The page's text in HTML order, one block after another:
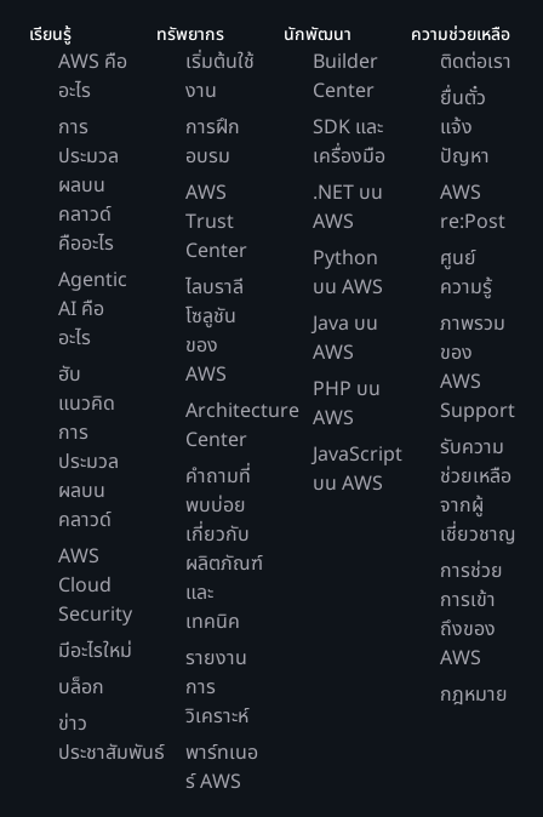
เรียนรู้
AWS คือ
อะไร
การ
ประมวล
ผลบน
คลาวด์
คืออะไร
Agentic
AI คือ
อะไร
ฮับ
แนวคิด
การ
ประมวล
ผลบน
คลาวด์
AWS
Cloud
Security
มีอะไรใหม่
บล็อก
ข่าว
ประชาสัมพันธ์
ทรัพยากร
เริ่มต้นใช้
งาน
การฝึก
อบรม
AWS
Trust
Center
ไลบราลี
โซลูชัน
ของ
AWS
Architecture
Center
คำถามที่
พบบ่อย
เกี่ยวกับ
ผลิตภัณฑ์
และ
เทคนิค
รายงาน
การ
วิเคราะห์
พาร์ทเนอ
ร์ AWS
นักพัฒนา
Builder
Center
SDK และ
เครื่องมือ
.NET บน
AWS
Python
บน AWS
Java บน
AWS
PHP บน
AWS
JavaScript
บน AWS
ความช่วยเหลือ
ติดต่อเรา
ยื่นตั๋ว
แจ้ง
ปัญหา
AWS
re:Post
ศูนย์
ความรู้
ภาพรวม
ของ
AWS
Support
รับความ
ช่วยเหลือ
จากผู้
เชี่ยวชาญ
การช่วย
การเข้า
ถึงของ
AWS
กฎหมาย